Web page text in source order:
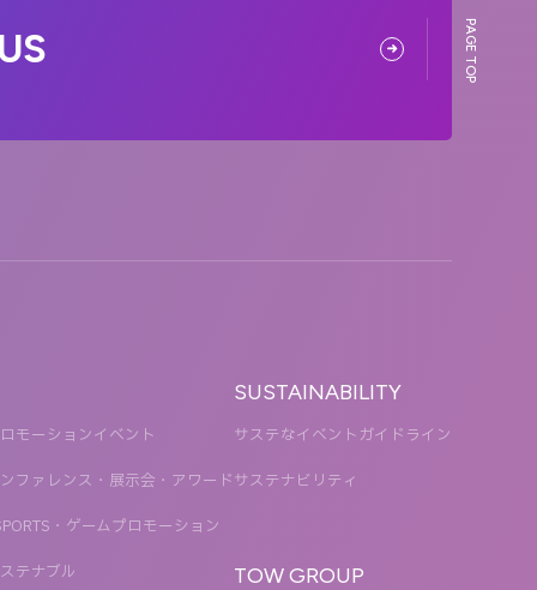
モーションイベント
ファレンス・展示会・アワード
・ゲームプロモーション
テナブル
SUSTAINABILITY
サステなイベントガイドライン
サステナビリティ
TOW GROUP
PAGE TOP